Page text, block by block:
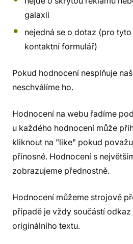
galaxii
nejedná se o dotaz (pro
kontaktní formulář)
Pokud hodnocení nesplňuje
neschválíme ho.
Hodnocení na webu řadíme
u každého hodnocení může
kliknout na "like" pokud
přínosné. Hodnocení s
zobrazujeme přednostně.
Hodnocení můžeme strojově
případě je vždy součástí
originálního textu.